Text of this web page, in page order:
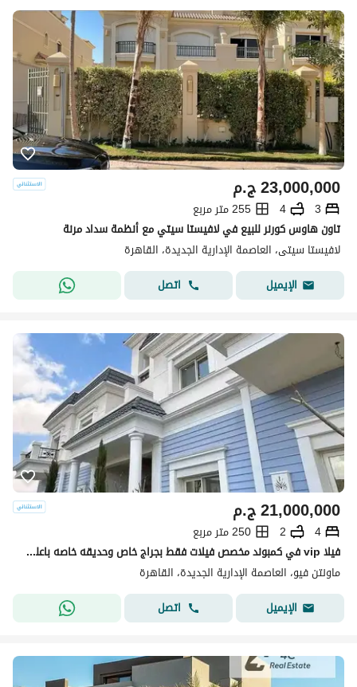
ج.م23,000,000
3
4
255 متر مربع
تاون هاوس كورنر للبيع في لافيستا سيتي مع أنظمة سداد مرنة
لافيستا سيتى، العاصمة الإدارية الجديدة، القاهرة
الإيميل
اتصل
ج.م21,000,000
4
2
250 متر مربع
فيلا vip في كمبوند مخصص فيلات فقط بجراج خاص وحديقه خاصه باعلي كوالتي تشطيب جاهز للسكن فوراً
ماونتن فيو، العاصمة الإدارية الجديدة، القاهرة
الإيميل
اتصل